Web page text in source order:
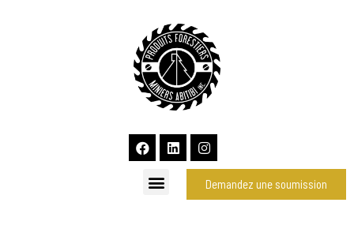
Demandez une soumission